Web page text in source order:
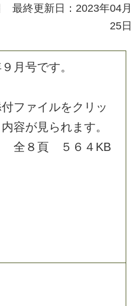
最終更新日：2023年04月
25日
月号です。
ファイルをクリッ
容が見られます。
５６４KB